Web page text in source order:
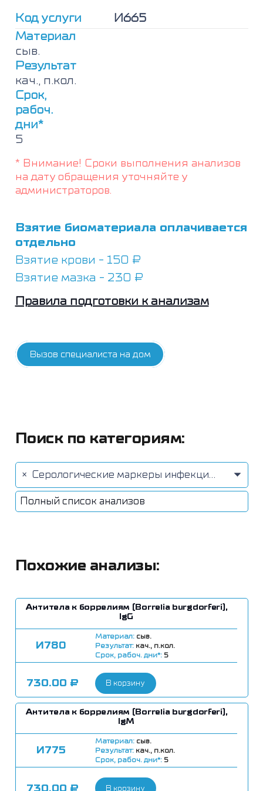
Код услуги
И665
Материал
сыв.
Результат
кач., п.кол.
Срок,
рабоч.
дни*
5
* Внимание! Сроки выполнения анализов
на дату обращения уточняйте у
администраторов.
Взятие биоматериала оплачивается
отдельно
Взятие крови - 150 ₽
Взятие мазка - 230 ₽
Правила подготовки к анализам
Вызов специалиста на дом
pneumoniae),
IgG
Поиск по категориям:
× Серологические маркеры инфекционных заболеваний (78)
Полный список анализов
Похожие анализы:
Антитела к боррелиям (Borrelia burgdorferi),
IgG
И780
Материал: сыв.
Результат: кач., п.кол.
Срок, рабоч. дни*: 5
730.00 ₽ В корзину
Антитела к боррелиям (Borrelia burgdorferi),
IgM
И775
Материал: сыв.
Результат: кач., п.кол.
Срок, рабоч. дни*: 5
730.00 ₽ В корзину